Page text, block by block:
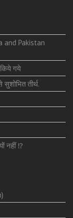
and Pakistan
किये गये
तीर्थ.
नहीं ⁉️